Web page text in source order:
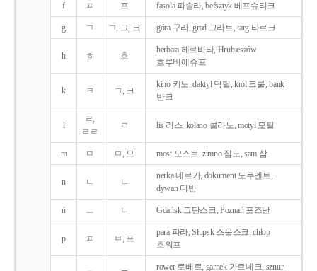
f ㅍ 프 fasola 파솔라, befsztyk 베프슈티크
g ㄱ ㄱ, 그, 크 góra 구라, grad 그라트, targ 타르크
h ㅎ 흐
herbata 헤르바타, Hrubieszów
흐루비에슈프
k ㅋ ㄱ, 크
kino 키노, daktyl 닥틸, król 크룰, bank
반크
l
ㄹ,
ㄹㄹ
ㄹ lis 리스, kolano 콜라노, motyl 모틸
m ㅁ ㅁ, 므 most 모스트, zimno 짐노, sam 삼
n ㄴ ㄴ
nerka 네르카, dokument 도쿠멘트,
dywan 디반
ń ㅡ ㄴ Gdańsk 그단스크, Poznań 포즈난
p ㅍ ㅂ, 프
para 파라, Słupsk 스웁스크, chłop
흐워프
rower 로베르, garnek 가르네크, sznur